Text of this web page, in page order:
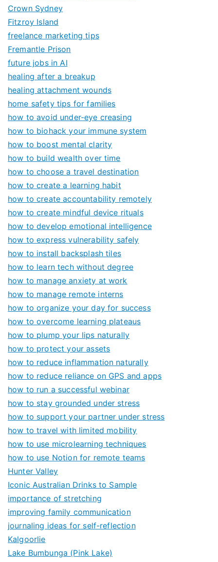
Crown Sydney
Fitzroy Island
freelance marketing tips
Fremantle Prison
future jobs in AI
healing after a breakup
healing attachment wounds
home safety tips for families
how to avoid under-eye creasing
how to biohack your immune system
how to boost mental clarity
how to build wealth over time
how to choose a travel destination
how to create a learning habit
how to create accountability remotely
how to create mindful device rituals
how to develop emotional intelligence
how to express vulnerability safely
how to install backsplash tiles
how to learn tech without degree
how to manage anxiety at work
how to manage remote interns
how to organize your day for success
how to overcome learning plateaus
how to plump your lips naturally
how to protect your assets
how to reduce inflammation naturally
how to reduce reliance on GPS and apps
how to run a successful webinar
how to stay grounded under stress
how to support your partner under stress
how to travel with limited mobility
how to use microlearning techniques
how to use Notion for remote teams
Hunter Valley
Iconic Australian Drinks to Sample
importance of stretching
improving family communication
journaling ideas for self-reflection
Kalgoorlie
Lake Bumbunga (Pink Lake)